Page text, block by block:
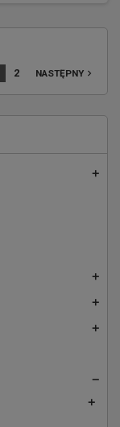
add
add
add
add
remove
add
2 NASTĘPNY navigate_next